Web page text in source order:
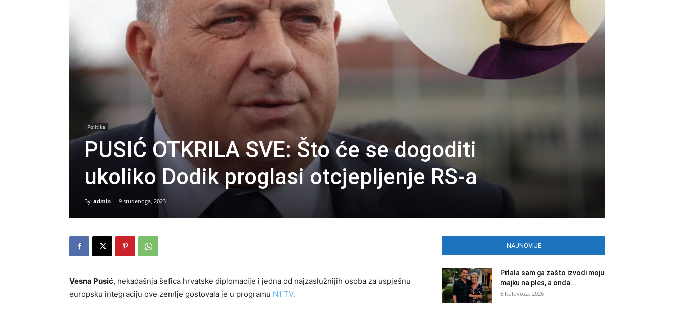
Politika
PUSIĆ OTKRILA SVE: Što će se dogoditi
ukoliko Dodik proglasi otcjepljenje RS-a
By admin - 9 studenoga, 2023
Vesna Pusić, nekadašnja šefica hrvatske diplomacije i jedna od najzaslužnijih osoba za uspješnu
europsku integraciju ove zemlje gostovala je u programu N1 TV.
NAJNOVIJE
Pitala sam ga zašto izvodi moju
majku na ples, a onda...
6 kolovoza, 2026